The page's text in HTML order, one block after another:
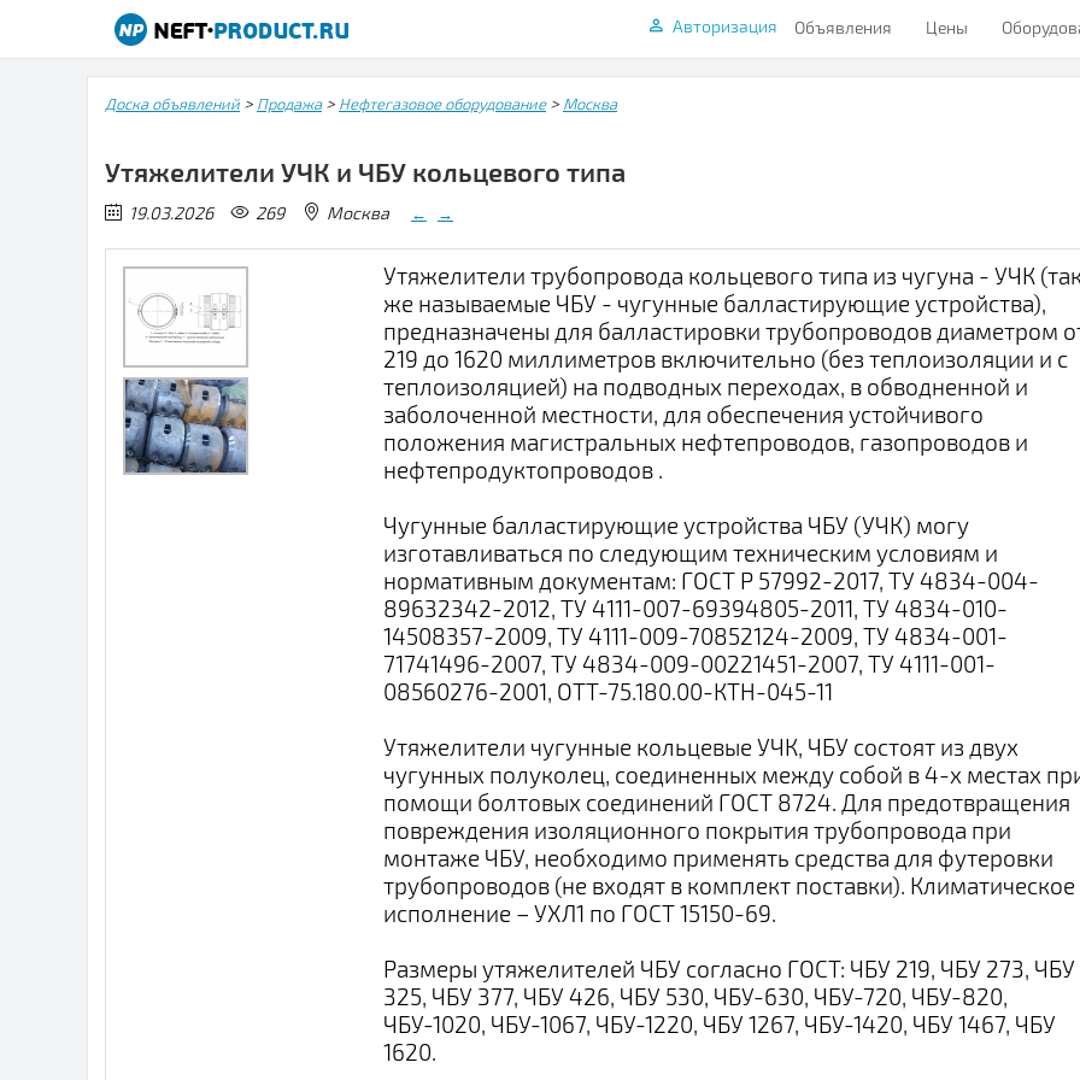
Объявления Цены
Авторизация
Доска объявлений > Продажа> Нефтегазовое оборудование> Москва
Утяжелители УЧК и ЧБУ кольцевого типа
19.03.2026 269 Москва ← →
Утяжелители трубопровода кольцевого типа из чугуна - УЧК
же называемые ЧБУ - чугунные балластирующие устройства),
предназначены для балластировки трубопроводов диаметром
219 до 1620 миллиметров включительно (без теплоизоляции и с
теплоизоляцией) на подводных переходах, в обводненной и
заболоченной местности, для обеспечения устойчивого
положения магистральных нефтепроводов, газопроводов и
нефтепродуктопроводов .
Чугунные балластирующие устройства ЧБУ (УЧК) могу
изготавливаться по следующим техническим условиям и
нормативным документам: ГОСТ Р 57992-2017, ТУ 4834-004-
89632342-2012, ТУ 4111-007-69394805-2011, ТУ 4834-010-
14508357-2009, ТУ 4111-009-70852124-2009, ТУ 4834-001-
71741496-2007, ТУ 4834-009-00221451-2007, ТУ 4111-001-
08560276-2001, ОТТ-75.180.00-КТН-045-11
Утяжелители чугунные кольцевые УЧК, ЧБУ состоят из двух
чугунных полуколец, соединенных между собой в 4-х местах
помощи болтовых соединений ГОСТ 8724. Для предотвращения
повреждения изоляционного покрытия трубопровода при
монтаже ЧБУ, необходимо применять средства для футеровки
трубопроводов (не входят в комплект поставки). Климатическое
исполнение – УХЛ1 по ГОСТ 15150-69.
Размеры утяжелителей ЧБУ согласно ГОСТ: ЧБУ 219, ЧБУ 273, ЧБУ
325, ЧБУ 377, ЧБУ 426, ЧБУ 530, ЧБУ-630, ЧБУ-720, ЧБУ-820,
ЧБУ-1020, ЧБУ-1067, ЧБУ-1220, ЧБУ 1267, ЧБУ-1420, ЧБУ 1467, ЧБУ
1620.